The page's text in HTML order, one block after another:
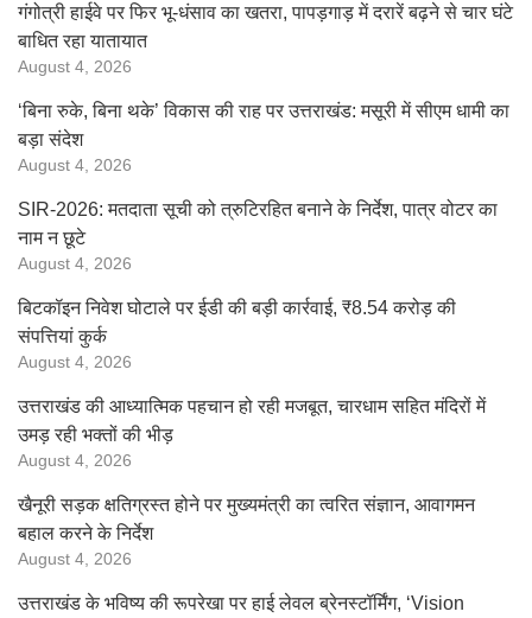
गंगोत्री हाईवे पर फिर भू-धंसाव का खतरा, पापड़गाड़ में दरारें बढ़ने से चार घंटे
बाधित रहा यातायात
August 4, 2026
‘बिना रुके, बिना थके’ विकास की राह पर उत्तराखंड: मसूरी में सीएम धामी का
बड़ा संदेश
August 4, 2026
SIR-2026: मतदाता सूची को त्रुटिरहित बनाने के निर्देश, पात्र वोटर का
नाम न छूटे
August 4, 2026
बिटकॉइन निवेश घोटाले पर ईडी की बड़ी कार्रवाई, ₹8.54 करोड़ की
संपत्तियां कुर्क
August 4, 2026
उत्तराखंड की आध्यात्मिक पहचान हो रही मजबूत, चारधाम सहित मंदिरों में
उमड़ रही भक्तों की भीड़
August 4, 2026
खैनूरी सड़क क्षतिग्रस्त होने पर मुख्यमंत्री का त्वरित संज्ञान, आवागमन
बहाल करने के निर्देश
August 4, 2026
उत्तराखंड के भविष्य की रूपरेखा पर हाई लेवल ब्रेनस्टॉर्मिंग, ‘Vision